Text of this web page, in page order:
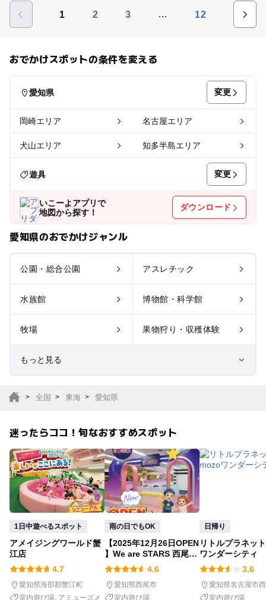
1 2 3 … 12
おでかけスポットの条件を変える
愛知県 変更
岡崎エリア 名古屋エリア
犬山エリア 知多半島エリア
遊具 変更
いこーよアプリで
地図から探す！
ダウンロード
愛知県のおでかけジャンル
公園・総合公園 アスレチック
水族館 博物館・科学館
牧場 果物狩り・収穫体験
もっと見る
サファリパーク
植物園・フラワーパー
ク
キャンプ場 バーベキュー
釣り
いちご狩り 農業体験
潮干狩り 社会見学
全国 東海 愛知県
迷ったらココ！旬なおすすめスポット
1日中遊べるスポット
アメイジングワールド蟹
江店
4.7
愛知県海部郡蟹江町
室内遊び場 アミューズメ
雨の日でもOK
【2025年12月26日OPEN
】We are STARS 西尾シ
ャオ店
4.6
愛知県西尾市
室内遊び場
日帰り
リトルプラネッ
ワンダーシティ
3.6
愛知県名古屋市
室内遊び場